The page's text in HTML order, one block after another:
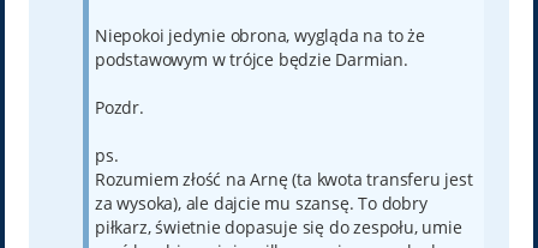
Niepokoi jedynie obrona, wygląda na to że
podstawowym w trójce będzie Darmian.
Pozdr.
ps.
Rozumiem złość na Arnę (ta kwota transferu jest
za wysoka), ale dajcie mu szansę. To dobry
piłkarz, świetnie dopasuje się do zespołu, umie